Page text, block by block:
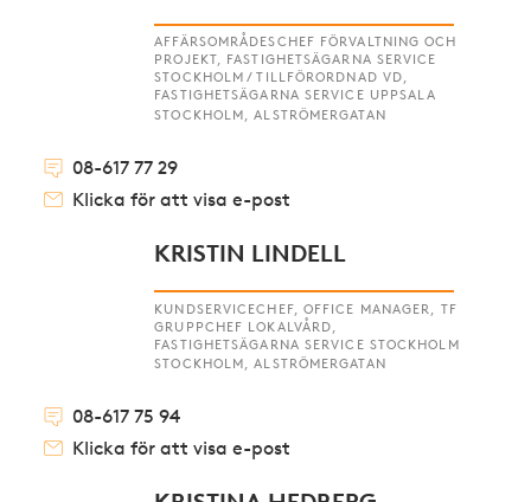
AFFÄRSOMRÅDESCHEF FÖRVALTNING OCH
PROJEKT, FASTIGHETSÄGARNA SERVICE
STOCKHOLM / TILLFÖRORDNAD VD,
FASTIGHETSÄGARNA SERVICE UPPSALA
STOCKHOLM, ALSTRÖMERGATAN
08-617 77 29
Klicka för att visa e-post
KRISTIN LINDELL
KUNDSERVICECHEF, OFFICE MANAGER, TF
GRUPPCHEF LOKALVÅRD,
FASTIGHETSÄGARNA SERVICE STOCKHOLM
STOCKHOLM, ALSTRÖMERGATAN
08-617 75 94
Klicka för att visa e-post